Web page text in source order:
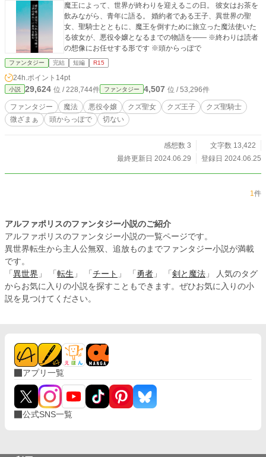
魔王によって、世界が終わりを迎えるこの日。 彼女はお茶を
飲みながら、青年に語る。 婚約者である王子、異世界の聖
女、聖騎士とともに、魔王を倒すために旅立った魔法使いた
る彼女が、悪役令嬢となるまでの物語を―― ※終わりは読者
の想像にお任せする形です ※頭からっぽで
ファンタジー 完結 短編 R15
24h.ポイント 14pt
小説 29,624 位 / 228,744件 ファンタジー 4,507 位 / 53,296件
ファンタジー 魔法 悪役令嬢 クズ聖女 クズ王子
クズ聖騎士
微ざまぁ
頭からっぽで 切ない
感想数 3
文字数 13,422
最終更新日 2024.06.29
登録日 2024.06.25
1件
アルファポリスのファンタジー小説のご紹介
アルファポリスのファンタジー小説の一覧ページです。
異世界転生から主人公無双、追放ものまでファンタジー小説が満載
です。
「 異世界 」 「 転生 」 「 チート 」 「 勇者 」 「 剣と魔法 」 人気のタグ
からお気に入りの小説を探すこともできます。ぜひお気に入りの小
説を見つけてください。
アプリ一覧
公式SNS一覧